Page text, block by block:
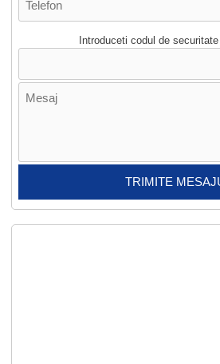
Introduceti codul de securitate